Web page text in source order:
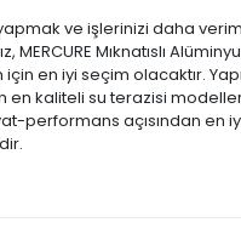
ve işlerinizi daha
Mıknatıslı
en iyi seçim olacaktır.
en kaliteli su terazisi
performans açısından en